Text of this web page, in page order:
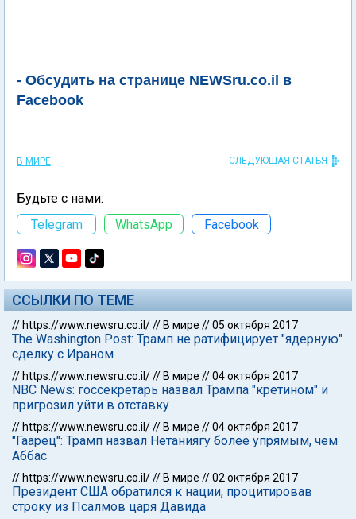
- Обсудить на странице NEWSru.co.il в
Facebook
В МИРЕ СЛЕДУЮЩАЯ СТАТЬЯ
Будьте с нами:
Telegram
WhatsApp Facebook
ССЫЛКИ ПО ТЕМЕ
// https://www.newsru.co.il/// В мире //05 октября 2017
The Washington Post: Трамп не ратифицирует "ядерную"
сделку с Ираном
// https://www.newsru.co.il/// В мире //04 октября 2017
NBC News: госсекретарь назвал Трампа "кретином" и
пригрозил уйти в отставку
// https://www.newsru.co.il/// В мире //04 октября 2017
"Гаарец": Трамп назвал Нетаниягу более упрямым, чем
Аббас
// https://www.newsru.co.il/// В мире //02 октября 2017
Президент США обратился к нации, процитировав
строку из Псалмов царя Давида